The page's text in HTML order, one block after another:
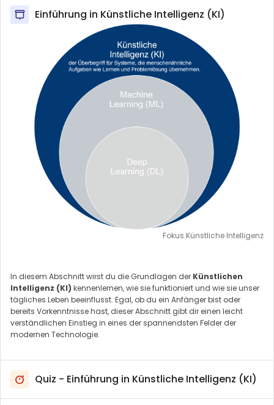
Einführung in Künstliche Intelligenz (KI)
Fokus Künstliche Intelligenz
In diesem Abschnitt wirst du die Grundlagen der Künstlichen
Intelligenz (KI) kennenlernen, wie sie funktioniert und wie sie unser
tägliches Leben beeinflusst. Egal, ob du ein Anfänger bist oder
bereits Vorkenntnisse hast, dieser Abschnitt gibt dir einen leicht
verständlichen Einstieg in eines der spannendsten Felder der
modernen Technologie.
Quiz - Einführung in Künstliche Intelligenz (KI)